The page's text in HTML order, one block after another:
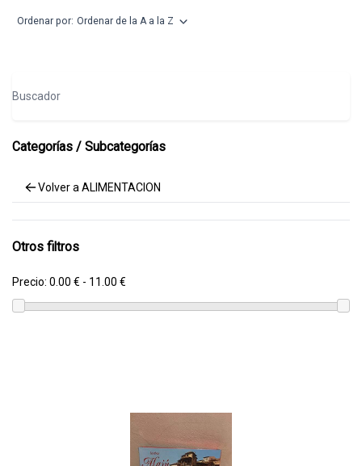
Ordenar por: Ordenar de la A a la Z
Categorías / Subcategorías
Volver a ALIMENTACION
Otros filtros
Precio: 0.00 € - 11.00 €